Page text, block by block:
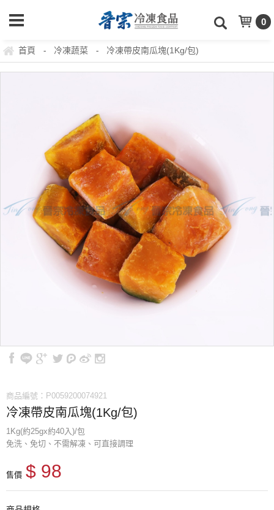
0
首頁 - 冷凍蔬菜 - 冷凍帶皮南瓜塊(1Kg/包)
商品編號：P0059200074921
冷凍帶皮南瓜塊(1Kg/包)
1Kg(約25gx約40入)/包
免洗、免切、不需解凍、可直接調理
售價 $ 98